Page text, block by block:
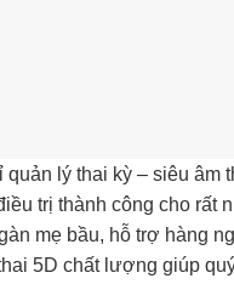
lý thai kỳ – siêu âm
trị thành công cho rất
mẹ bầu, hỗ trợ hàng
5D chất lượng giúp